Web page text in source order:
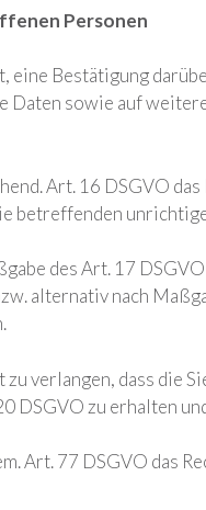
Personen
eine Bestätigung
Daten sowie auf
Art. 16 DSGVO
betreffenden
des Art. 17
alternativ nach
zu verlangen, dass die
DSGVO zu erhalten
Art. 77 DSGVO das